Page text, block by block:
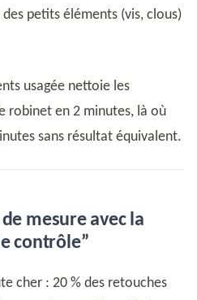
petits éléments (vis, clous)
usagée nettoie les
robinet en 2 minutes, là où
sans résultat équivalent.
mesure avec la
contrôle”
cher : 20 % des retouches